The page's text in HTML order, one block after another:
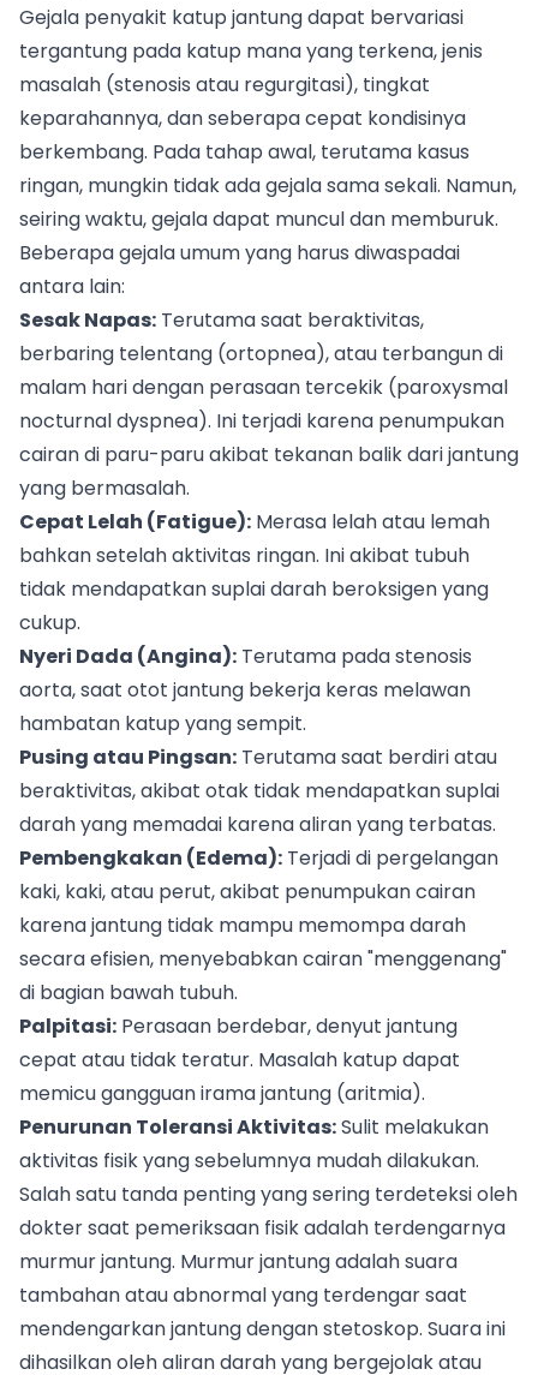
Gejala penyakit katup jantung dapat bervariasi
tergantung pada katup mana yang terkena, jenis
masalah (stenosis atau regurgitasi), tingkat
keparahannya, dan seberapa cepat kondisinya
berkembang. Pada tahap awal, terutama kasus
ringan, mungkin tidak ada gejala sama sekali. Namun,
seiring waktu, gejala dapat muncul dan memburuk.
Beberapa gejala umum yang harus diwaspadai
antara lain:
Sesak Napas: Terutama saat beraktivitas,
berbaring telentang (ortopnea), atau terbangun di
malam hari dengan perasaan tercekik (paroxysmal
nocturnal dyspnea). Ini terjadi karena penumpukan
cairan di paru-paru akibat tekanan balik dari jantung
yang bermasalah.
Cepat Lelah (Fatigue): Merasa lelah atau lemah
bahkan setelah aktivitas ringan. Ini akibat tubuh
tidak mendapatkan suplai darah beroksigen yang
cukup.
Nyeri Dada (Angina): Terutama pada stenosis
aorta, saat otot jantung bekerja keras melawan
hambatan katup yang sempit.
Pusing atau Pingsan: Terutama saat berdiri atau
beraktivitas, akibat otak tidak mendapatkan suplai
darah yang memadai karena aliran yang terbatas.
Pembengkakan (Edema): Terjadi di pergelangan
kaki, kaki, atau perut, akibat penumpukan cairan
karena jantung tidak mampu memompa darah
secara efisien, menyebabkan cairan "menggenang"
di bagian bawah tubuh.
Palpitasi: Perasaan berdebar, denyut jantung
cepat atau tidak teratur. Masalah katup dapat
memicu gangguan irama jantung (aritmia).
Penurunan Toleransi Aktivitas:Sulit melakukan
aktivitas fisik yang sebelumnya mudah dilakukan.
Salah satu tanda penting yang sering terdeteksi oleh
dokter saat pemeriksaan fisik adalah terdengarnya
murmur jantung. Murmur jantung adalah suara
tambahan atau abnormal yang terdengar saat
mendengarkan jantung dengan stetoskop. Suara ini
dihasilkan oleh aliran darah yang bergejolak atau